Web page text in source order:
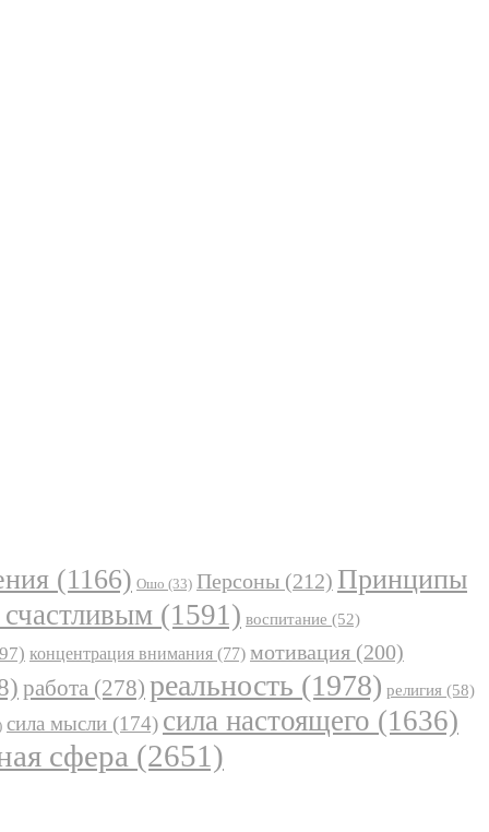
(1166) Ошо (33) Персоны (212) Принципы
(1591) воспитание (52)
концентрация внимания (77) мотивация (200)
работа (278) реальность (1978) религия (58)
сила мысли (174) сила настоящего (1636)
сфера (2651)